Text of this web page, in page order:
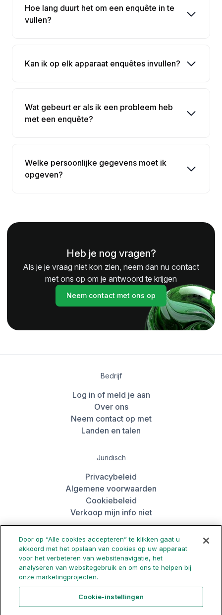
Hoe lang duurt het om een enquête in te
vullen?
Kan ik op elk apparaat enquêtes invullen?
Wat gebeurt er als ik een probleem heb
met een enquête?
Welke persoonlijke gegevens moet ik
opgeven?
Heb je nog vragen?
Als je je vraag niet kon zien, neem dan nu contact
met ons op om je antwoord te krijgen
Neem contact met ons op
Bedrijf
Log in of meld je aan
Over ons
Neem contact op met
Landen en talen
Juridisch
Privacybeleid
Algemene voorwaarden
Cookiebeleid
Verkoop mijn info niet
De app downloaden
Door op “Alle cookies accepteren” te klikken gaat u
akkoord met het opslaan van cookies op uw apparaat
voor het verbeteren van websitenavigatie, het
analyseren van websitegebruik en om ons te helpen bij
onze marketingprojecten.
Cookie-instellingen